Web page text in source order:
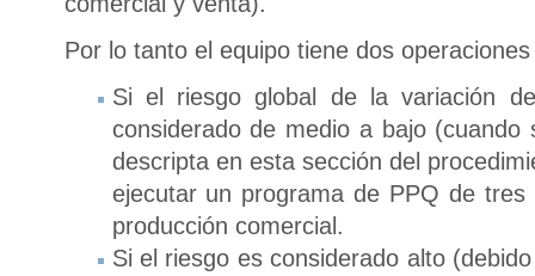
Por lo tanto el equipo tiene dos
Si el riesgo global de la variación
considerado de medio a bajo
descripta en esta sección del
ejecutar un programa de PPQ de
producción comercial.
Si el riesgo es considerado alto